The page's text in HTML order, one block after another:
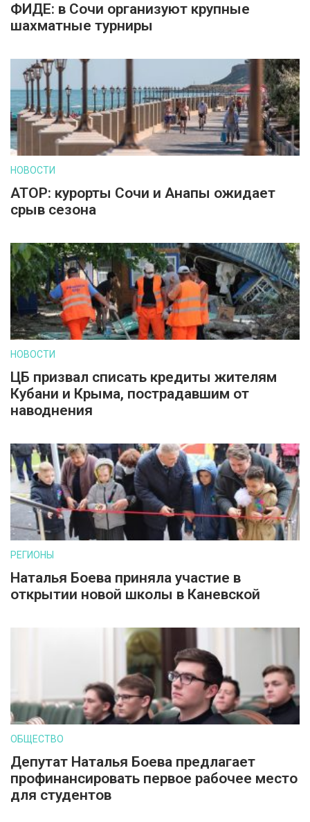
ФИДЕ: в Сочи организуют крупные
шахматные турниры
НОВОСТИ
АТОР: курорты Сочи и Анапы ожидает
срыв сезона
НОВОСТИ
ЦБ призвал списать кредиты жителям
Кубани и Крыма, пострадавшим от
наводнения
РЕГИОНЫ
Наталья Боева приняла участие в
открытии новой школы в Каневской
ОБЩЕСТВО
Депутат Наталья Боева предлагает
профинансировать первое рабочее место
для студентов